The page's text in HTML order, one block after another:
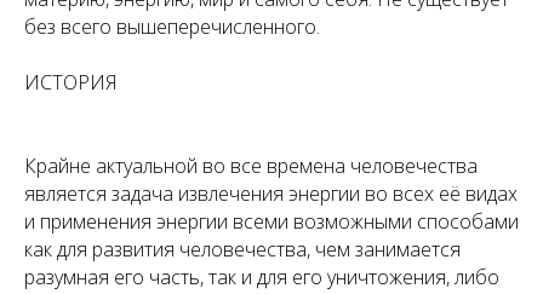
без всего вышеперечисленного.
ИСТОРИЯ
Крайне актуальной во все времена человечества
является задача извлечения энергии во всех её видах
и применения энергии всеми возможными способами
как для развития человечества, чем занимается
разумная его часть, так и для его уничтожения, либо